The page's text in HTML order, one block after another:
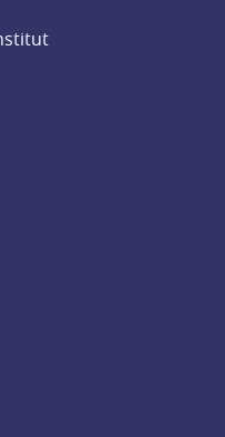
webbplats, öppnas